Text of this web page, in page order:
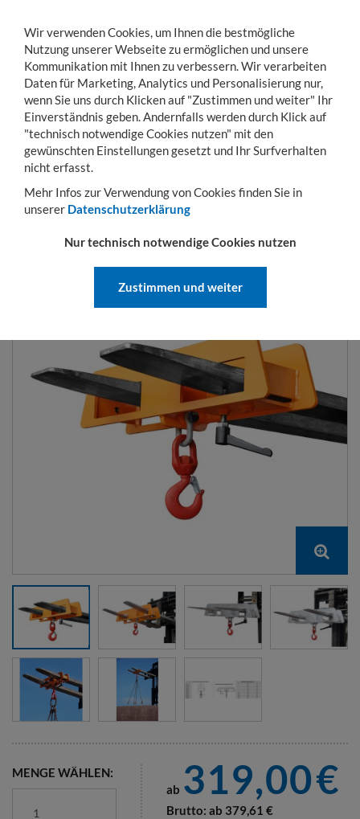
Toggle
navigation
MENÜ KONTO WARENKORB
Sie sind hier: Stapleranbaugeräte Lasthaken
LASTHAKEN LH-II
MENGE WÄHLEN:
ab 319,00€
Brutto: ab 379,61 €
Wir verwenden Cookies, um Ihnen die bestmögliche
Nutzung unserer Webseite zu ermöglichen und unsere
Kommunikation mit Ihnen zu verbessern. Wir verarbeiten
Daten für Marketing, Analytics und Personalisierung nur,
wenn Sie uns durch Klicken auf "Zustimmen und weiter" Ihr
Einverständnis geben. Andernfalls werden durch Klick auf
"technisch notwendige Cookies nutzen" mit den
gewünschten Einstellungen gesetzt und Ihr Surfverhalten
nicht erfasst.
Mehr Infos zur Verwendung von Cookies finden Sie in
unserer Datenschutzerklärung
Nur technisch notwendige Cookies nutzen
Zustimmen und weiter